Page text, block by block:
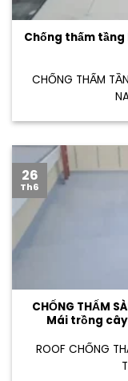
Chống thấm tầng
CHỐNG THẤM
CHỐNG THẤM
Mái trồng
ROOF CHỐNG
26
Th6